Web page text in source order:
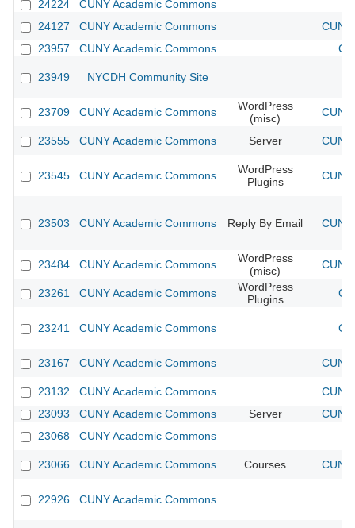
24224
CUNY Academic Commons
24127
CUNY Academic Commons
23957
CUNY Academic Commons
23949 NYCDH Community Site
23709 CUNY Academic Commons
WordPress
(misc)
23555 CUNY Academic Commons Server
23545 CUNY Academic Commons
WordPress
Plugins
23503 CUNY Academic Commons Reply By Email
23484 CUNY Academic Commons
WordPress
(misc)
23261 CUNY Academic Commons
WordPress
Plugins
23241 CUNY Academic Commons
23167 CUNY Academic Commons
23132 CUNY Academic Commons
23093
CUNY Academic Commons Server
23068
CUNY Academic Commons
23066 CUNY Academic Commons Courses
22926 CUNY Academic Commons